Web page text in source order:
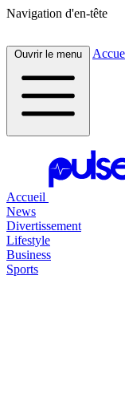
Navigation d'en-tête
Ouvrir le menu
Accueil
News
Divertissement
Lifestyle
Business
Sports